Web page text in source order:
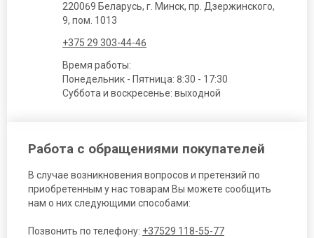
220069 Беларусь, г. Минск, пр. Дзержинского,
9, пом. 1013
+375 29 303-44-46
Время работы:
Понедельник - Пятница: 8:30 - 17:30
Суббота и воскресенье: выходной
Работа с обращениями покупателей
В случае возникновения вопросов и претензий по
приобретенным у нас товарам Вы можете сообщить
нам о них следующими способами:
Позвонить по телефону: +37529 118-55-77